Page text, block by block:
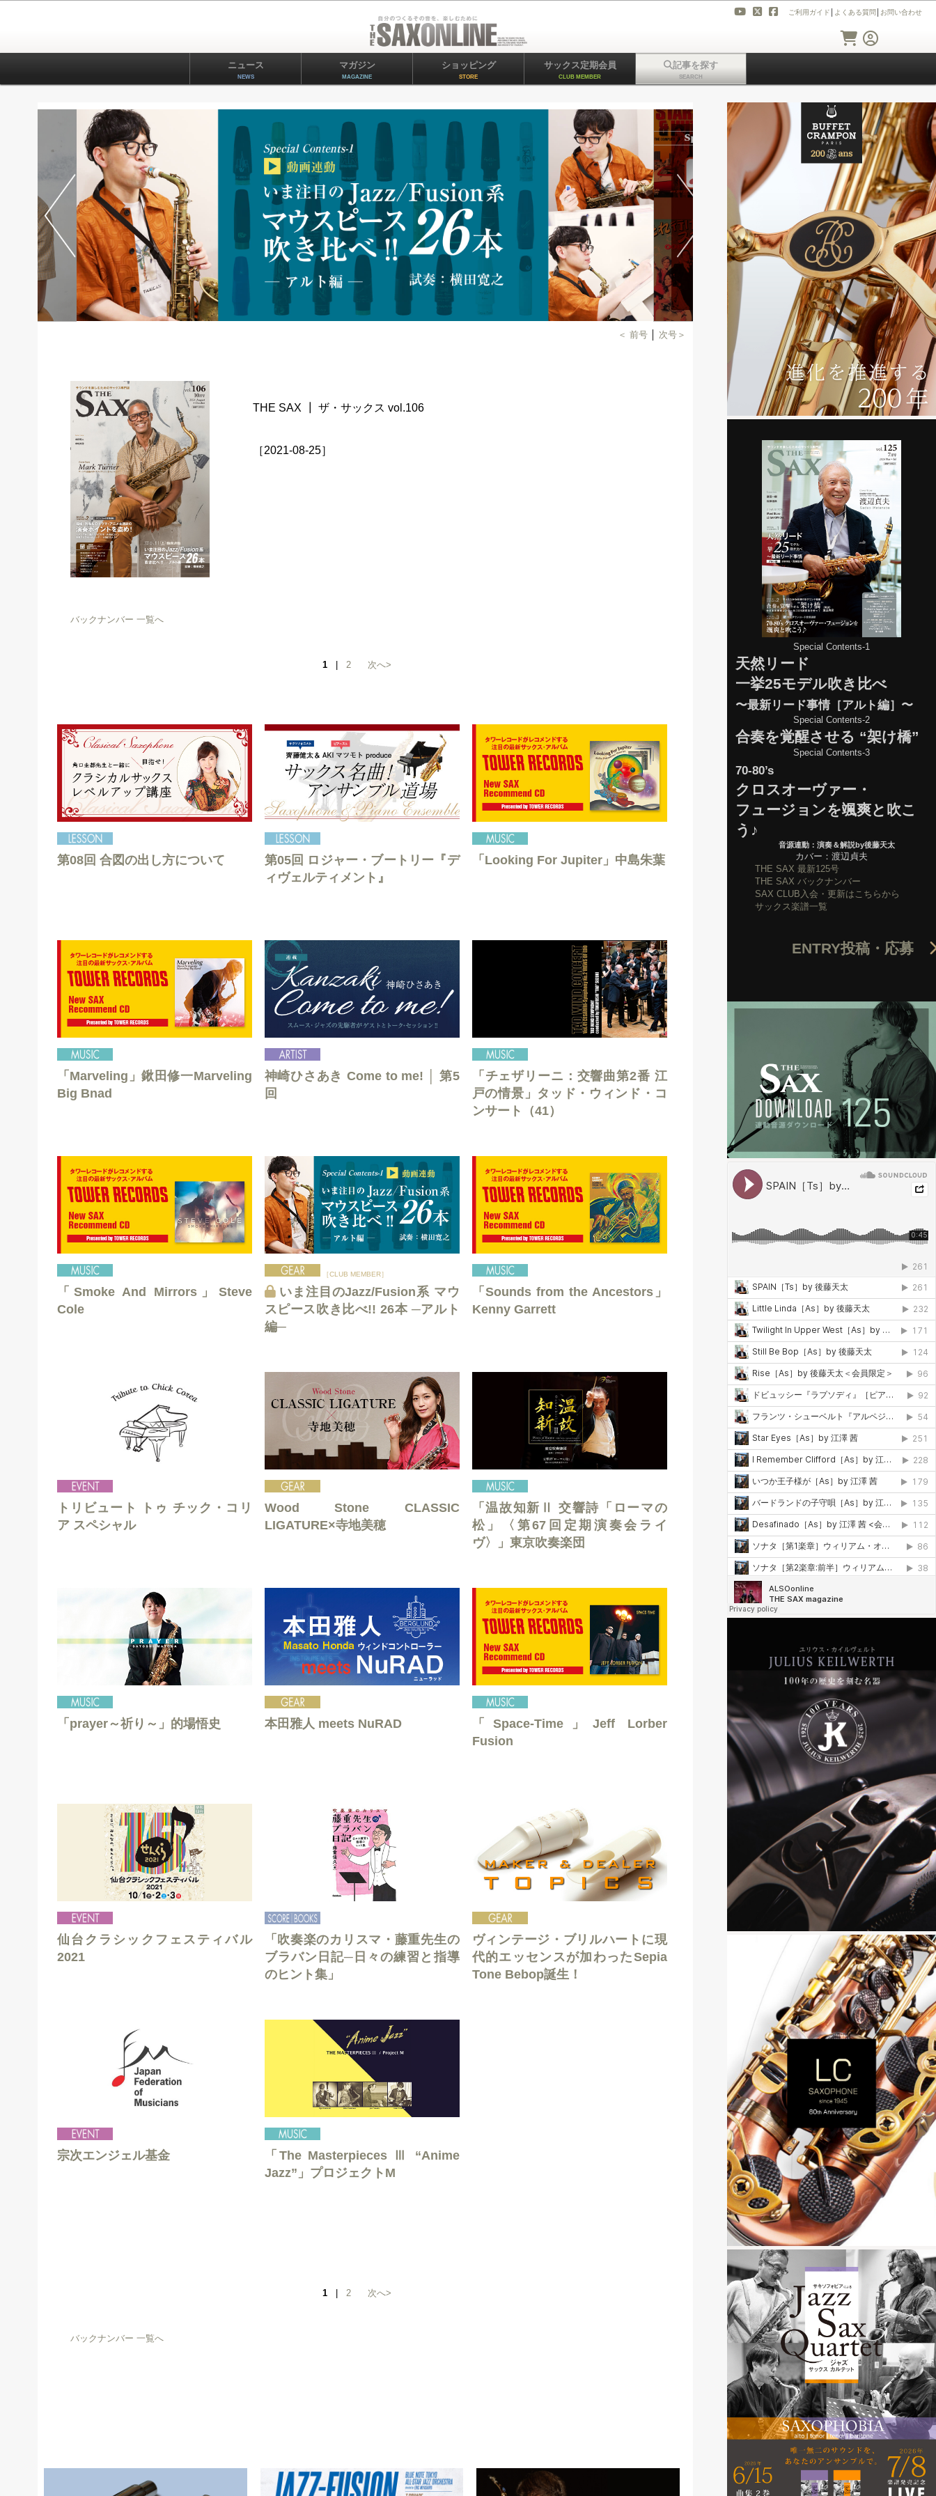
ご利用ガイド よくある質問 お問い合わせ
ニュース
NEWS
マガジン
MAGAZINE
ショッピング
STORE
サックス定期会員
CLUB MEMBER
記事を探す
SEARCH
＜ 前号 次号＞
THE SAX ┃ ザ・サックス vol.106
［2021-08-25］
バックナンバー 一覧へ
1| 2 次へ>
第08回 合図の出し方について
第05回 ロジャー・ブートリー『デ
ィヴェルティメント』
「Looking For Jupiter」中島朱葉
「Marveling」鍬田修一Marveling
Big Bnad
神崎ひさあき Come to me! │ 第5
回
「チェザリーニ：交響曲第2番 江
戸の情景」タッド・ウィンド・コ
ンサート（41）
「Smoke And Mirrors」Steve
Cole
［CLUB MEMBER］
いま注目のJazz/Fusion系 マウ
スピース吹き比べ!! 26本 ─アルト
編─
「Sounds from the Ancestors」
Kenny Garrett
トリビュート トゥ チック・コリ
ア スペシャル
Wood Stone CLASSIC
LIGATURE×寺地美穂
「温故知新Ⅱ 交響詩「ローマの
松」〈第67回定期演奏会ライ
ヴ〉」東京吹奏楽団
「prayer～祈り～」的場悟史 本田雅人 meets NuRAD
「Space-Time」Jeff Lorber
Fusion
仙台クラシックフェスティバル
2021
「吹奏楽のカリスマ・藤重先生の
ブラバン日記─日々の練習と指導
のヒント集」
ヴィンテージ・ブリルハートに現
代的エッセンスが加わったSepia
Tone Bebop誕生！
宗次エンジェル基金
「The Masterpieces Ⅲ “Anime
Jazz”」プロジェクトM
1| 2 次へ>
バックナンバー 一覧へ
Special Contents-1
天然リード
一挙25モデル吹き比べ
〜最新リード事情［アルト編］〜
Special Contents-2
合奏を覚醒させる “架け橋”
Special Contents-3
70-80’s
クロスオーヴァー・
フュージョンを颯爽と吹こ
う♪
音源連動：演奏＆解説by後藤天太
カバー：渡辺貞夫
THE SAX 最新125号
THE SAX バックナンバー
SAX CLUB入会・更新はこちらから
サックス楽譜一覧
ENTRY投稿・応募